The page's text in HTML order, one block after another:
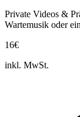
Private Videos &
Wartemusik oder
16€
inkl. MwSt.